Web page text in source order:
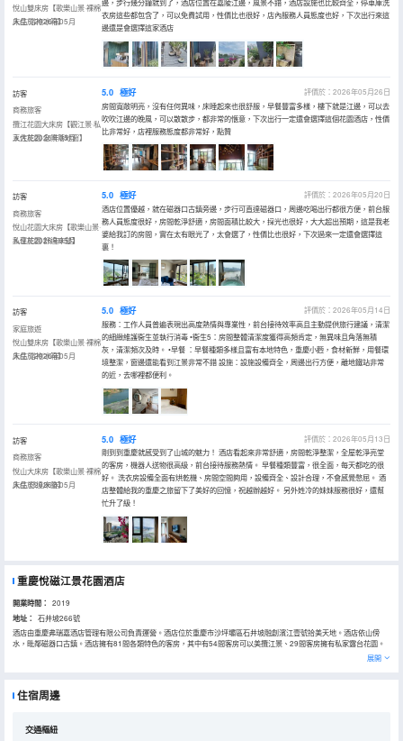
悅山雙床房【歌樂山景·裸棉
床品·浴袍冰箱】
入住於2026年05月
邊，步行幾分鐘就到了，酒店位置在嘉陵江邊，風景不錯，酒店設施也比較齊全，停車庫洗
衣房這些都包含了，可以免費試用，性價比也很好，店內服務人員態度也好，下次出行來這
邊還是會選擇這家酒店
訪客
商務旅客
攬江花園大床房【觀江景·私
享大花園·全景落地窗】
入住於2026年05月
5.0 極好
評價於：2026年05月26日
房間寬敞明亮，沒有任何異味，床睡起來也很舒服，早餐豐富多樣，樓下就是江邊，可以去
吹吹江邊的晚風，可以散散步，都非常的愜意，下次出行一定還會選擇這個花園酒店，性價
比非常好，店裡服務態度都非常好，點贊
訪客
商務旅客
悅山花園大床房【歌樂山景·
私享花園·舒達床墊】
入住於2026年05月
5.0 極好
評價於：2026年05月20日
酒店位置優越，就在磁器口古鎮旁邊，步行可直達磁器口，周邊吃喝出行都很方便，前台服
務人員態度很好，房間乾淨舒適，房間面積比較大，採光也很好，大大超出預期，這是我老
婆給我訂的房間，實在太有眼光了，太會選了，性價比也很好，下次過來一定還會選擇這
裏！
訪客
家庭旅遊
悅山雙床房【歌樂山景·裸棉
床品·浴袍冰箱】
入住於2026年05月
5.0 極好
評價於：2026年05月14日
服務：工作人員普遍表現出高度熱情與專業性，前台接待效率高且主動提供旅行建議，清潔
的細緻維護衞生並執行消毒 •衞生5：房間整體清潔度獲得高頻肯定，無異味且角落無積
灰，清潔頻次及時。 •早餐 ：早餐種類多樣且富有本地特色，重慶小麪，食材新鮮，用餐環
境整潔，窗邊還能看到江景非常不錯 設施：設施設備齊全，周邊出行方便，離地鐵站非常
的近，去哪裡都便利。
訪客
商務旅客
悅山大床房【歌樂山景·裸棉
床品·舒達床墊】
入住於2026年05月
5.0 極好
評價於：2026年05月13日
剛到到重慶就感受到了山城的魅力！ 酒店看起來非常舒適，房間乾淨整潔，全屋乾淨亮堂
的客房，機器人送物很高級，前台接待服務熱情。 早餐種類豐富，很全面，每天都吃的很
好。 洗衣房設備全面有烘乾機、房間空間夠用，設備齊全、設計合理，不會感覺憋屈。 酒
店整體給我的重慶之旅留下了美好的回憶，祝越辦越好。 另外姓冷的妹妹服務很好，還幫
忙升了級！
重慶悅磁江景花園酒店
開業時間： 2019
地址：
石井坡266號
酒店由重慶弗瑞嘉酒店管理有限公司負責運營。酒店位於重慶市沙坪壩區石井坡融創濱江壹號拾美天地。酒店依山傍
水，毗鄰磁器口古鎮。酒店擁有81間各類特色的客房，其中有54間客房可以美攬江景、29間客房擁有私家露台花園。
酒店頂層擁有多功能吧（悅磁Space）、空中花園。全方位提供精緻早餐及茶咖共藝。並可為客人提供各類定製式聚
展開
住宿周邊
交通樞紐